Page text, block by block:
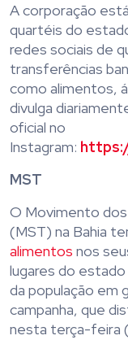
A corporação
quartéis do
redes sociais de
transferências
como alimentos,
divulga
oficial no
Instagram:
MST
O Movimento dos
(MST) na Bahia
alimentos nos
lugares do
da população em
campanha, que
nesta terça-feira